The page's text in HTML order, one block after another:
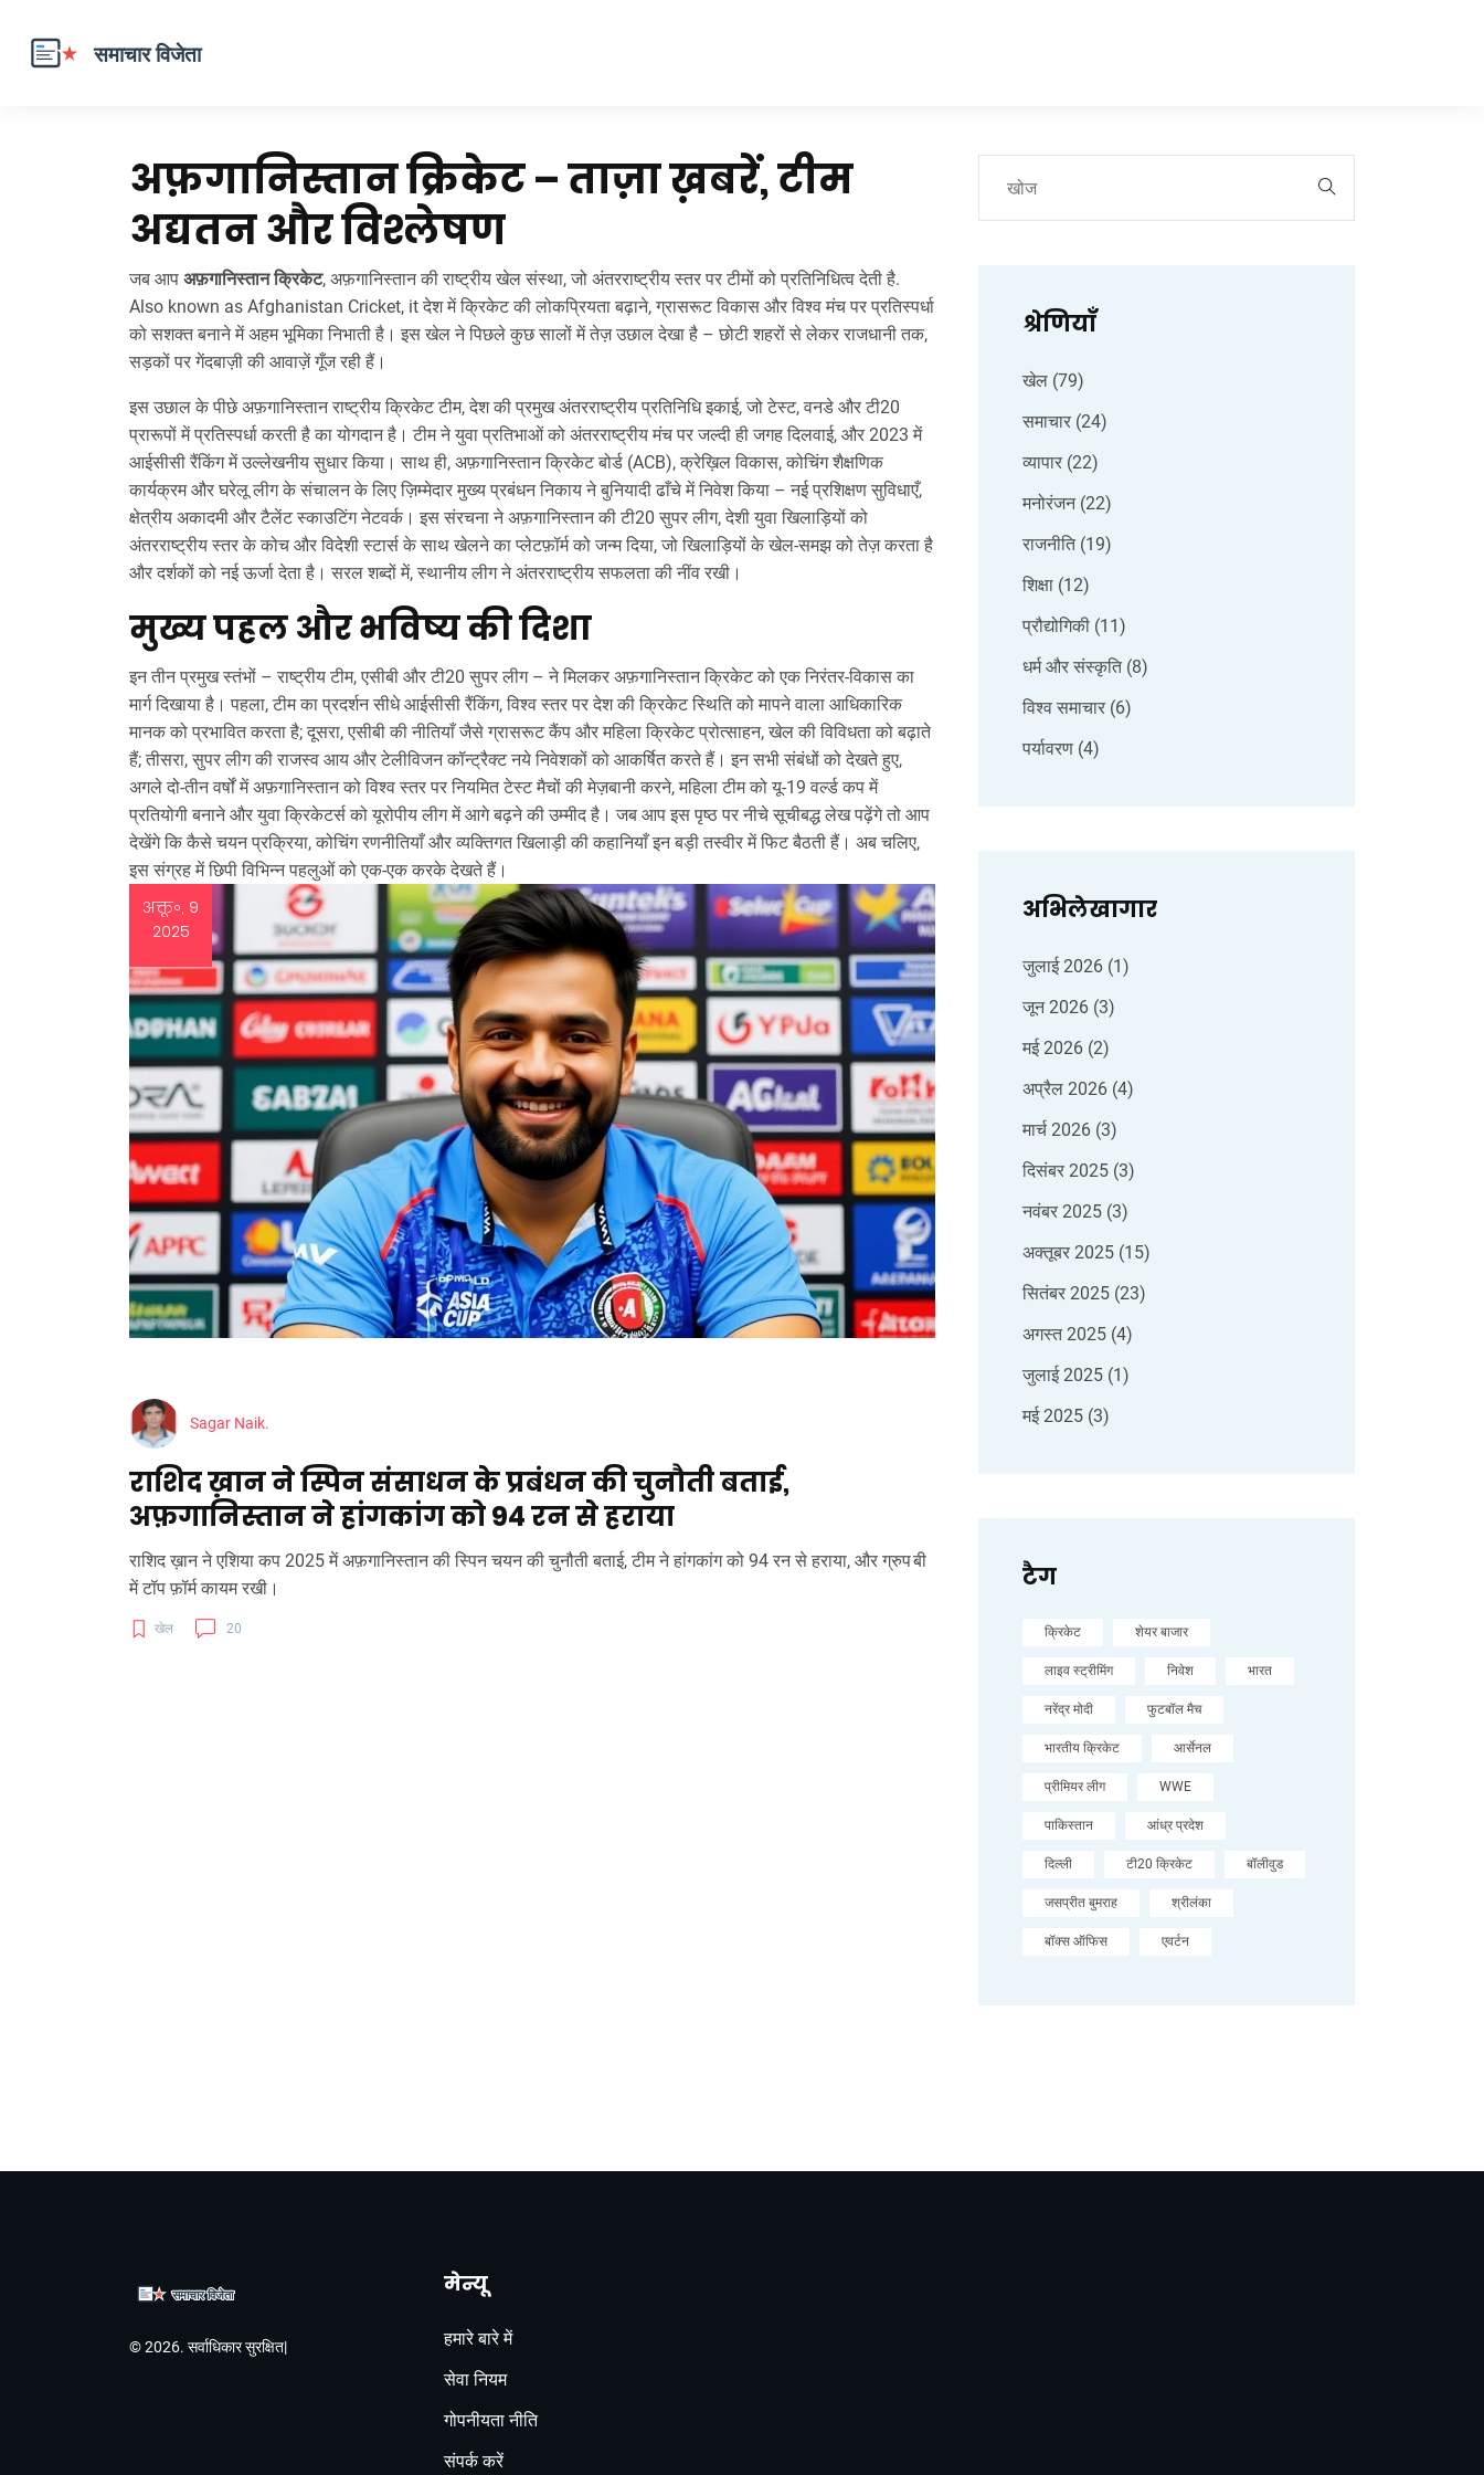
अफ़गानिस्तान क्रिकेट– ताज़ा ख़बरें, टीम
अद्यतन और विश्लेषण
जब आप अफ़गानिस्तान क्रिकेट, अफ़गानिस्तान की राष्ट्रीय खेल संस्था, जो अंतरराष्ट्रीय स्तर पर टीमों को प्रतिनिधित्व देती है.
Also known as Afghanistan Cricket, it देश में क्रिकेट की लोकप्रियता बढ़ाने, ग्रासरूट विकास और विश्व मंच पर प्रतिस्पर्धा
को सशक्त बनाने में अहम भूमिका निभाती है । इस खेल ने पिछले कुछ सालों में तेज़ उछाल देखा है – छोटी शहरों से लेकर राजधानी तक,
सड़कों पर गेंदबाज़ी की आवाज़ें गूँज रही हैं।
इस उछाल के पीछेअफ़गानिस्तान राष्ट्रीय क्रिकेट टीम, देश की प्रमुख अंतरराष्ट्रीय प्रतिनिधि इकाई, जो टेस्ट, वनडे और टी20
प्रारूपों में प्रतिस्पर्धा करती है का योगदान है। टीम ने युवा प्रतिभाओं को अंतरराष्ट्रीय मंच पर जल्दी ही जगह दिलवाई, और 2023 में
आईसीसी रैंकिंग में उल्लेखनीय सुधार किया। साथ ही, अफ़गानिस्तान क्रिकेट बोर्ड (ACB), क्रेख़िल विकास, कोचिंग शैक्षणिक
कार्यक्रम और घरेलू लीग के संचालन के लिए ज़िम्मेदार मुख्य प्रबंधन निकाय ने बुनियादी ढाँचे में निवेश किया – नई प्रशिक्षण सुविधाएँ,
क्षेत्रीय अकादमी और टैलेंट स्काउटिंग नेटवर्क। इस संरचना नेअफ़गानिस्तान की टी20 सुपर लीग, देशी युवा खिलाड़ियों को
अंतरराष्ट्रीय स्तर के कोच और विदेशी स्टार्स के साथ खेलने का प्लेटफ़ॉर्मको जन्म दिया, जो खिलाड़ियों के खेल‑समझ को तेज़ करता है
और दर्शकों को नई ऊर्जा देता है। सरल शब्दों में, स्थानीय लीग ने अंतरराष्ट्रीय सफलता की नींव रखी।
मुख्य पहल और भविष्य की दिशा
इन तीन प्रमुख स्तंभों – राष्ट्रीय टीम, एसीबी और टी20 सुपर लीग – ने मिलकर अफ़गानिस्तान क्रिकेट को एक निरंतर‑विकास का
मार्ग दिखाया है। पहला, टीम का प्रदर्शन सीधेआईसीसी रैंकिंग, विश्व स्तर पर देश की क्रिकेट स्थिति को मापने वाला आधिकारिक
मानक को प्रभावित करता है; दूसरा, एसीबी की नीतियाँ जैसे ग्रासरूट कैंप और महिला क्रिकेट प्रोत्साहन, खेल की विविधता को बढ़ाते
हैं; तीसरा, सुपर लीग की राजस्व आय और टेलीविजन कॉन्ट्रैक्ट नये निवेशकों को आकर्षित करते हैं। इन सभी संबंधों को देखते हुए,
अगले दो‑तीन वर्षों में अफ़गानिस्तान को विश्व स्तर पर नियमित टेस्ट मैचों की मेज़बानी करने, महिला टीम को यू‑19 वर्ल्ड कप में
प्रतियोगी बनाने और युवा क्रिकेटर्स को यूरोपीय लीग में आगे बढ़ने की उम्मीद है। जब आप इस पृष्ठ पर नीचे सूचीबद्ध लेख पढ़ेंगे तो आप
देखेंगे कि कैसे चयन प्रक्रिया, कोचिंग रणनीतियाँ और व्यक्तिगत खिलाड़ी की कहानियाँ इन बड़ी तस्वीर में फिट बैठती हैं। अब चलिए,
इस संग्रह में छिपी विभिन्न पहलुओं को एक‑एक करके देखते हैं।
अक्तू॰, 9
2025
Sagar Naik.
राशिद ख़ान ने स्पिन संसाधन के प्रबंधन की चुनौती बताई,
अफ़गानिस्तान ने हांगकांग को 94 रन से हराया
राशिद ख़ान ने एशिया कप 2025 में अफ़गानिस्तान की स्पिन चयन की चुनौती बताई, टीम ने हांगकांग को 94 रन से हराया, और ग्रुप बी
में टॉप फ़ॉर्म कायम रखी।
खेल 20
श्रेणियाँ
खेल (79)
समाचार (24)
व्यापार (22)
मनोरंजन (22)
राजनीति (19)
शिक्षा (12)
प्रौद्योगिकी (11)
धर्म और संस्कृति (8)
विश्व समाचार (6)
पर्यावरण (4)
अभिलेखागार
जुलाई 2026 (1)
जून 2026 (3)
मई 2026 (2)
अप्रैल 2026 (4)
मार्च 2026 (3)
दिसंबर 2025 (3)
नवंबर 2025 (3)
अक्तूबर 2025 (15)
सितंबर 2025 (23)
अगस्त 2025 (4)
जुलाई 2025 (1)
मई 2025 (3)
टैग
क्रिकेट शेयर बाजार
लाइव स्ट्रीमिंग निवेश भारत
नरेंद्र मोदी फुटबॉल मैच
भारतीय क्रिकेट आर्सेनल
प्रीमियर लीग WWE
पाकिस्तान आंध्र प्रदेश
दिल्ली टी20 क्रिकेट बॉलीवुड
जसप्रीत बुमराह श्रीलंका
बॉक्स ऑफिस एवर्टन
© 2026. सर्वाधिकार सुरक्षित|
मेन्यू
हमारे बारे में
सेवा नियम
गोपनीयता नीति
संपर्क करें